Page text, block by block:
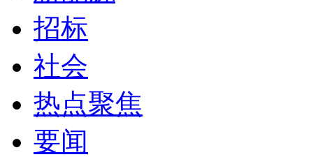
招标
社会
热点聚焦
要闻